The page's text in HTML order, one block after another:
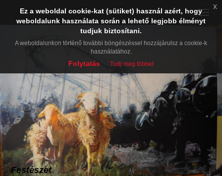
Toggle
Festészet
Ez a weboldal cookie-kat (sütiket) használ azért, hogy
weboldalunk használata során a lehető legjobb élményt
tudjuk biztosítani.
A weboldalunkon történő további böngészéssel hozzájárulsz a cookie-k
használatához.
Folytatás Tudj meg többet
x